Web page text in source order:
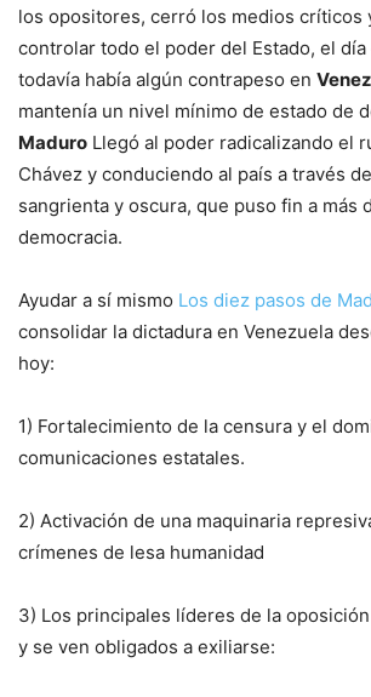
los opositores, cerró los medios críticos
controlar todo el poder del Estado, el
todavía había algún contrapeso en
mantenía un nivel mínimo de estado de
Maduro Llegó al poder radicalizando el
Chávez y conduciendo al país a través
sangrienta y oscura, que puso fin a más
democracia.
Ayudar a sí mismo Los diez pasos de
consolidar la dictadura en Venezuela
hoy:
1) Fortalecimiento de la censura y el
comunicaciones estatales.
2) Activación de una maquinaria
crímenes de lesa humanidad
3) Los principales líderes de la
y se ven obligados a exiliarse: